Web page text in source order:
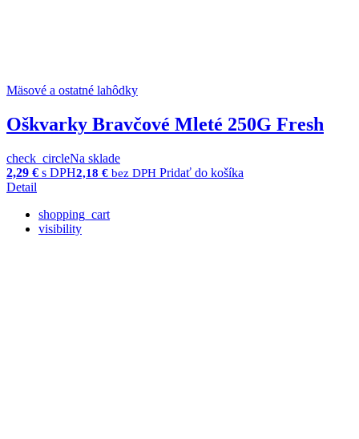
Mäsové a ostatné lahôdky
Oškvarky Bravčové Mleté 250G Fresh
check_circleNa sklade
2,29 € s DPH2,18 € bez DPH Pridať do košíka
Detail
shopping_cart
visibility